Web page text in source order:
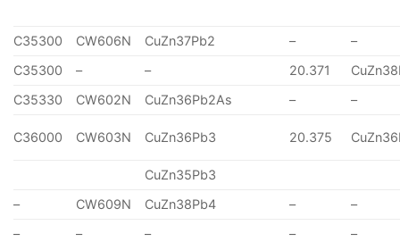
C35300 CW606N CuZn37Pb2 –
–
C35300
– – 20.371
C35330
CW602N CuZn36Pb2As – –
C36000 CW603N CuZn36Pb3 20.375
CuZn35Pb3
–
CW609N CuZn38Pb4 –
–
–
– – – –